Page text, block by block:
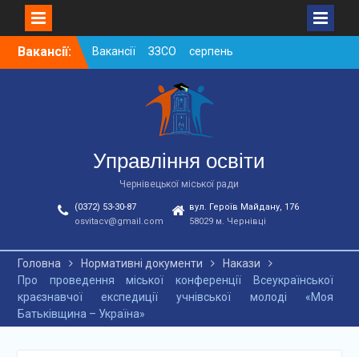
SkipВакансії:
Вакансії ЗЗСО серпень
2026
Вакансії ЗЗСО червень
Вакансії у ЗДО та
дошкільних підрозділах
ЗЗСО станом на
01.08.2026 р.
Управління освіти
Чернівецької міської ради
(0372) 53-30-87
osvitacv@gmail.com
вул. Героїв Майдану, 176
58029 м. Чернівці
Головна Нормативні документи
Накази
Про проведення міської конференції Всеукраїнської
краєзнавчої експедиції учнівської молоді «Моя
Батьківщина – Україна»